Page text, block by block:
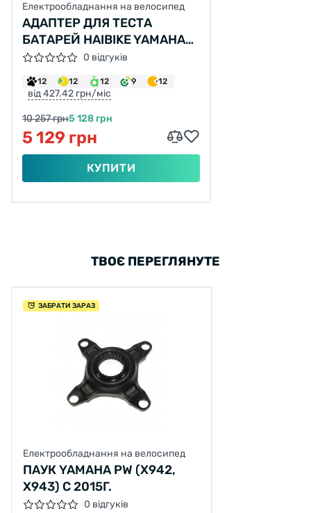
Електрообладнання на велосипед
АДАПТЕР ДЛЯ ТЕСТА
БАТАРЕЙ HAIBIKE YAMAHA
PW SMART, E-BIKE
0 відгуків
12 12 12 9 12
від 427.42 грн/міс
10 257 грн5 128 грн
5 129 грн
КУПИТИ
ТВОЄ ПЕРЕГЛЯНУТЕ
ЗАБРАТИ ЗАРАЗ
Електрообладнання на велосипед
ПАУК YAMAHA PW (X942,
X943) С 2015Г.
0 відгуків